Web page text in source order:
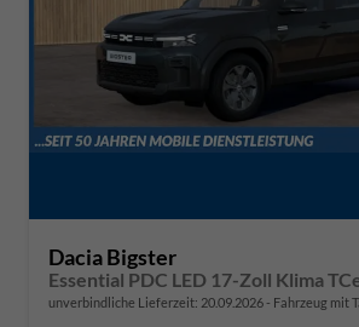
Dacia Bigster
Essential PDC LED 17-Zoll Klima
unverbindliche Lieferzeit: 20.09.2026 Fahrzeug mit